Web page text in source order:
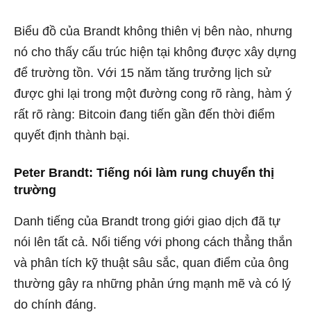
Biểu đồ của Brandt không thiên vị bên nào, nhưng
nó cho thấy cấu trúc hiện tại không được xây dựng
để trường tồn. Với 15 năm tăng trưởng lịch sử
được ghi lại trong một đường cong rõ ràng, hàm ý
rất rõ ràng: Bitcoin đang tiến gần đến thời điểm
quyết định thành bại.
Peter Brandt: Tiếng nói làm rung chuyển thị
trường
Danh tiếng của Brandt trong giới giao dịch đã tự
nói lên tất cả. Nổi tiếng với phong cách thẳng thắn
và phân tích kỹ thuật sâu sắc, quan điểm của ông
thường gây ra những phản ứng mạnh mẽ và có lý
do chính đáng.